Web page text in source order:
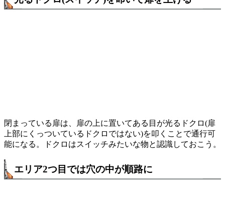
閉まっている扉は、扉の上に置いてある目が光るドクロ(扉
上部にくっついているドクロではない)を叩くことで通行可
能になる。ドクロはスイッチみたいな物と認識しておこう。
エリア2つ目では穴の中が順路に